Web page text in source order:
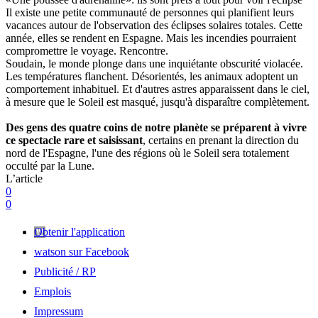
Il existe une petite communauté de personnes qui planifient leurs
vacances autour de l'observation des éclipses solaires totales. Cette
année, elles se rendent en Espagne. Mais les incendies pourraient
compromettre le voyage. Rencontre.
Soudain, le monde plonge dans une inquiétante obscurité violacée.
Les températures flanchent. Désorientés, les animaux adoptent un
comportement inhabituel. Et d'autres astres apparaissent dans le ciel,
à mesure que le Soleil est masqué, jusqu'à disparaître complètement.
Des gens des quatre coins de notre planète se préparent à vivre
ce spectacle rare et saisissant, certains en prenant la direction du
nord de l'Espagne, l'une des régions où le Soleil sera totalement
occulté par la Lune.
L’article
0
0
Obtenir l'application
watson sur Facebook
Publicité / RP
Emplois
Impressum